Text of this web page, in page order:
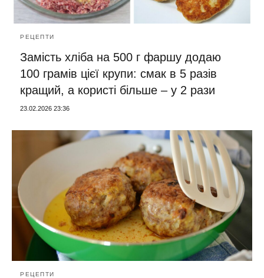
РЕЦЕПТИ
Замість хліба на 500 г фаршу додаю
100 грамів цієї крупи: смак в 5 разів
кращий, а користі більше – у 2 рази
23.02.2026 23:36
РЕЦЕПТИ